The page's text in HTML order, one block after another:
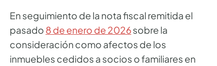
En seguimiento de la nota fiscal remitida el
pasado 8 de enero de 2026sobre la
consideración como afectos de los
inmuebles cedidos a socios o familiares en